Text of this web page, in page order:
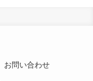
お問い合わせ